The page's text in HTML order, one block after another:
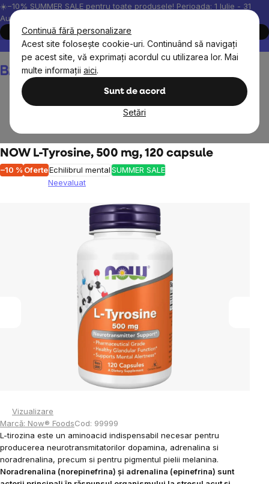
Continuă fără personalizare
Acest site folosește cookie-uri. Continuând să navigați
pe acest site, vă exprimați acordul cu utilizarea lor. Mai
multe informații aici.
Sunt de acord
Setări
Treci
la
conținut
☀️−10% SUMMER SALE pentru toate produsele! Perioada: 1 Iulie - 31
August, 2026.
Cumpără acum
Peste 200.000 de recenzii verificate
Produsele noastre sunt
Coş
de
NOW L-Tyrosine, 500 mg, 120 capsule
–10 % OferteEchilibrul mentalSUMMER SALE
Neevaluat
Vizualizare
Marcă: Now® FoodsCod: 99999
L-tirozina este un aminoacid indispensabil necesar pentru
producerea neurotransmitatorilor dopamina, adrenalina si
noradrenalina, precum si pentru pigmentul pielii melanina.
Noradrenalina (norepinefrina) și adrenalina (epinefrina) sunt